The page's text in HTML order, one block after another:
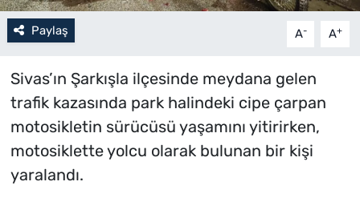
Paylaş A- A+
Sivas’ın Şarkışla ilçesinde meydana gelen
trafik kazasında park halindeki cipe çarpan
motosikletin sürücüsü yaşamını yitirirken,
motosiklette yolcu olarak bulunan bir kişi
yaralandı.